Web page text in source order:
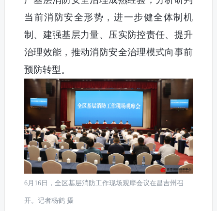
当前消防安全形势，进一步健全体制机
制、建强基层力量、压实防控责任、提升
治理效能，推动消防安全治理模式向事前
预防转型。
6月16日，全区基层消防工作现场观摩会议在昌吉州召
开。记者杨鹤 摄